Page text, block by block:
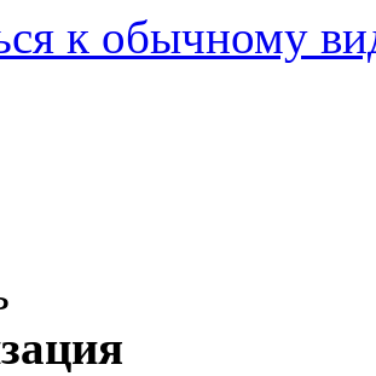
к обычному